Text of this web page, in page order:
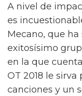
A nivel de
es
Mecano, que ha
exitosísimo
en la que
OT 2018 le
canciones y un